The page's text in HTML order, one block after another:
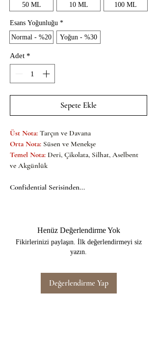
50 ML
10 ML 100 ML
Esans Yoğunluğu *
Normal - %20
Yoğun - %30
Adet *
Sepete Ekle
Üst Nota: Tarçın ve Davana
Orta Nota: Süsen ve Menekşe
Temel Nota: Deri, Çikolata, Silhat, Aselbent
ve Akgünlük
Confidential Serisinden...
Henüz Değerlendirme Yok
Fikirlerinizi paylaşın. İlk değerlendirmeyi siz
yazın.
Değerlendirme Yap